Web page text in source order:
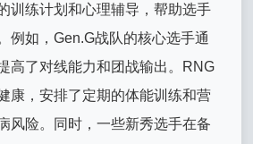
训练计划和心理辅导，帮助选手
例如，Gen.G战队的核心选手通
高了对线能力和团战输出。RNG
康，安排了定期的体能训练和营
风险。同时，一些新秀选手在备